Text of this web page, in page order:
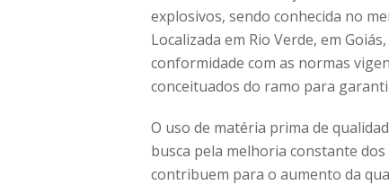
explosivos, sendo conhecida no
Localizada em Rio Verde, em
conformidade com as normas
conceituados do ramo para
O uso de matéria prima de
busca pela melhoria constante
contribuem para o aumento da